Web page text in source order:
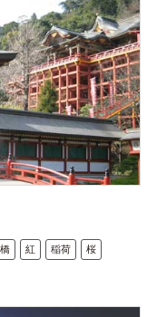
橋 紅 稲荷 桜